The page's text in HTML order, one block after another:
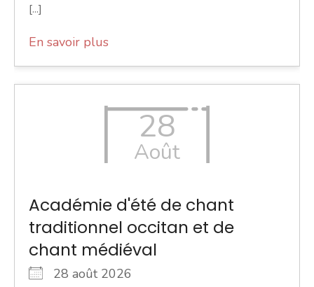
[...]
En savoir plus
28
Août
Académie d'été de chant
traditionnel occitan et de
chant médiéval
28 août 2026